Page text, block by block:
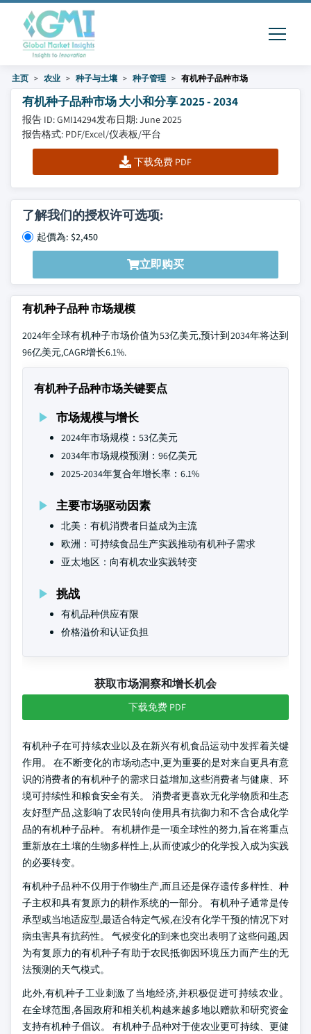
主页 农业 种子与土壤 种子管理 有机种子品种市场
有机种子品种市场 大小和分享 2025 - 2034
报告 ID: GMI14294发布日期: June 2025
报告格式: PDF/Excel/仪表板/平台
下载免费 PDF
了解我们的授权许可选项:
起價為: $2,450
立即购买
有机种子品种 市场规模
2024年全球有机种子市场价值为53亿美元,预计到2034年将达到
96亿美元,CAGR增长6.1%.
有机种子品种市场关键要点
市场规模与增长
2024年市场规模：53亿美元
2034年市场规模预测：96亿美元
2025-2034年复合年增长率：6.1%
主要市场驱动因素
北美：有机消费者日益成为主流
欧洲：可持续食品生产实践推动有机种子需求
亚太地区：向有机农业实践转变
挑战
有机品种供应有限
价格溢价和认证负担
获取市场洞察和增长机会
下载免费 PDF
有机种子在可持续农业以及在新兴有机食品运动中发挥着关键
作用。 在不断变化的市场动态中,更为重要的是对来自更具有意
识的消费者的有机种子的需求日益增加,这些消费者与健康、环
境可持续性和粮食安全有关。 消费者更喜欢无化学物质和生态
友好型产品,这影响了农民转向使用具有抗御力和不含合成化学
品的有机种子品种。 有机耕作是一项全球性的努力,旨在将重点
重新放在土壤的生物多样性上,从而使减少的化学投入成为实践
的必要转变。
有机种子品种不仅用于作物生产,而且还是保存遗传多样性、种
子主权和具有复原力的耕作系统的一部分。 有机种子通常是传
承型或当地适应型,最适合特定气候,在没有化学干预的情况下对
病虫害具有抗药性。 气候变化的到来也突出表明了这些问题,因
为有复原力的有机种子有助于农民抵御因环境压力而产生的无
法预测的天气模式。
此外,有机种子工业刺激了当地经济,并积极促进可持续农业。
在全球范围,各国政府和相关机构越来越多地以赠款和研究资金
支持有机种子倡议。 有机种子品种对于使农业更可持续、更健